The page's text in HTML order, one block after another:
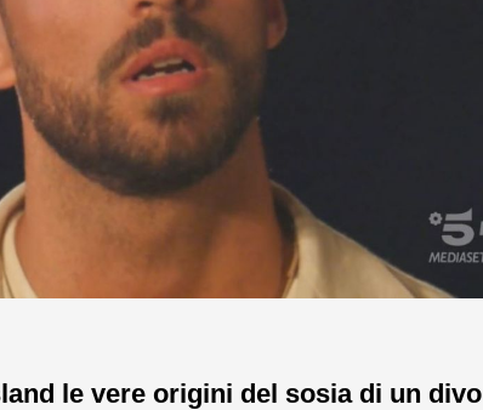
le vere origini del sosia di un divo